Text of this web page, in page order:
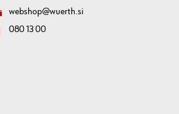
webshop@wuerth.si
080 13 00